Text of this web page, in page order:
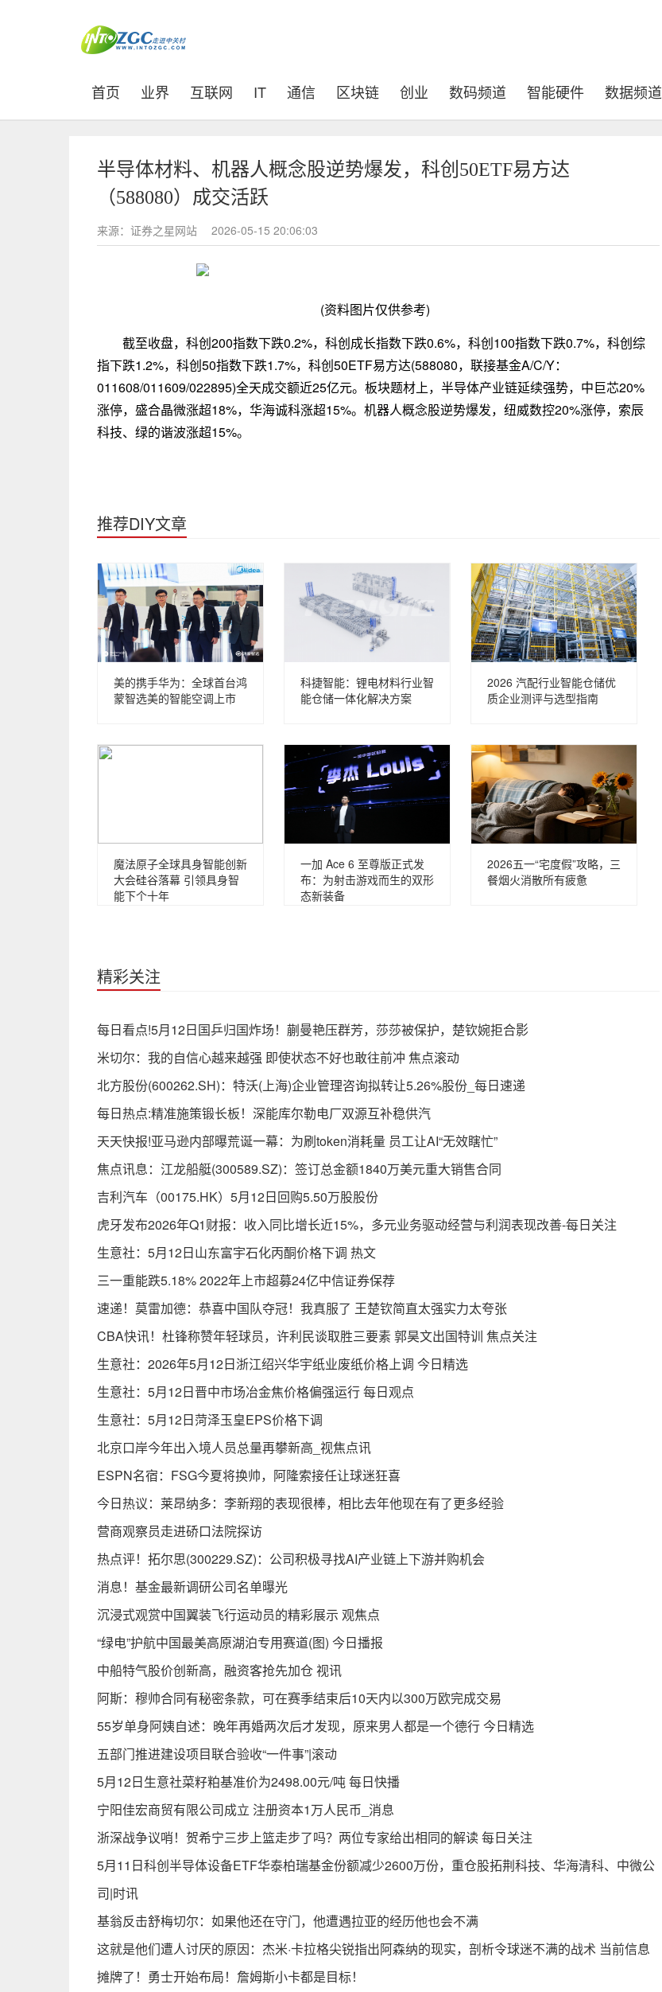
首页 (current)
业界 互联网 IT 通信 区块链 创业 数码频道 智能硬件 数据频道
半导体材料、机器人概念股逆势爆发，科创50ETF易方达
（588080）成交活跃
来源：证券之星网站 2026-05-15 20:06:03
(资料图片仅供参考)
截至收盘，科创200指数下跌0.2%，科创成长指数下跌0.6%，科创100指数下跌0.7%，科创综
指下跌1.2%，科创50指数下跌1.7%，科创50ETF易方达(588080，联接基金A/C/Y：
011608/011609/022895)全天成交额近25亿元。板块题材上，半导体产业链延续强势，中巨芯20%
涨停，盛合晶微涨超18%，华海诚科涨超15%。机器人概念股逆势爆发，纽威数控20%涨停，索辰
科技、绿的谐波涨超15%。
推荐DIY文章
美的携手华为：全球首台鸿
蒙智选美的智能空调上市
科捷智能：锂电材料行业智
能仓储一体化解决方案
2026 汽配行业智能仓储优
质企业测评与选型指南
魔法原子全球具身智能创新
大会硅谷落幕 引领具身智
能下个十年
一加 Ace 6 至尊版正式发
布：为射击游戏而生的双形
态新装备
2026五一“宅度假”攻略，三
餐烟火消散所有疲惫
精彩关注
每日看点!5月12日国乒归国炸场！蒯曼艳压群芳，莎莎被保护，楚钦婉拒合影
米切尔：我的自信心越来越强 即使状态不好也敢往前冲 焦点滚动
北方股份(600262.SH)：特沃(上海)企业管理咨询拟转让5.26%股份_每日速递
每日热点:精准施策锻长板！深能库尔勒电厂双源互补稳供汽
天天快报!亚马逊内部曝荒诞一幕：为刷token消耗量 员工让AI“无效瞎忙”
焦点讯息：江龙船艇(300589.SZ)：签订总金额1840万美元重大销售合同
吉利汽车（00175.HK）5月12日回购5.50万股股份
虎牙发布2026年Q1财报：收入同比增长近15%，多元业务驱动经营与利润表现改善-每日关注
生意社：5月12日山东富宇石化丙酮价格下调 热文
三一重能跌5.18% 2022年上市超募24亿中信证券保荐
速递！莫雷加德：恭喜中国队夺冠！我真服了 王楚钦简直太强实力太夸张
CBA快讯！杜锋称赞年轻球员，许利民谈取胜三要素 郭昊文出国特训 焦点关注
生意社：2026年5月12日浙江绍兴华宇纸业废纸价格上调 今日精选
生意社：5月12日晋中市场冶金焦价格偏强运行 每日观点
生意社：5月12日菏泽玉皇EPS价格下调
北京口岸今年出入境人员总量再攀新高_视焦点讯
ESPN名宿：FSG今夏将换帅，阿隆索接任让球迷狂喜
今日热议：莱昂纳多：李新翔的表现很棒，相比去年他现在有了更多经验
营商观察员走进硚口法院探访
热点评！拓尔思(300229.SZ)：公司积极寻找AI产业链上下游并购机会
消息！基金最新调研公司名单曝光
沉浸式观赏中国翼装飞行运动员的精彩展示 观焦点
“绿电”护航中国最美高原湖泊专用赛道(图) 今日播报
中船特气股价创新高，融资客抢先加仓 视讯
阿斯：穆帅合同有秘密条款，可在赛季结束后10天内以300万欧完成交易
55岁单身阿姨自述：晚年再婚两次后才发现，原来男人都是一个德行 今日精选
五部门推进建设项目联合验收“一件事”|滚动
5月12日生意社菜籽粕基准价为2498.00元/吨 每日快播
宁阳佳宏商贸有限公司成立 注册资本1万人民币_消息
浙深战争议哨！贺希宁三步上篮走步了吗？两位专家给出相同的解读 每日关注
5月11日科创半导体设备ETF华泰柏瑞基金份额减少2600万份，重仓股拓荆科技、华海清科、中微公
司|时讯
基翁反击舒梅切尔：如果他还在守门，他遭遇拉亚的经历他也会不满
这就是他们遭人讨厌的原因：杰米·卡拉格尖锐指出阿森纳的现实，剖析令球迷不满的战术 当前信息
摊牌了！勇士开始布局！詹姆斯小卡都是目标！